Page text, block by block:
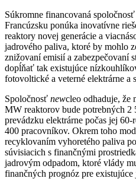
Súkromne financovaná spoločnosť
Francúzsku ponúka inovatívne
reaktory novej generácie a
jadrového paliva, ktoré by mohlo
znižovaní emisií a zabezpečovaní
dopĺňať tak existujúce
fotovoltické a veterné elektrárne a
Spoločnosť newcleo odhaduje, že
MW reaktorov bude potrebných 2
prevádzku elektrárne počas jej
400 pracovníkov. Okrem toho
recyklovaním vyhoretého paliva
súvisiacich s finančnými
jadrovým odpadom, ktoré vlády
finančných prognóz pre existujúce